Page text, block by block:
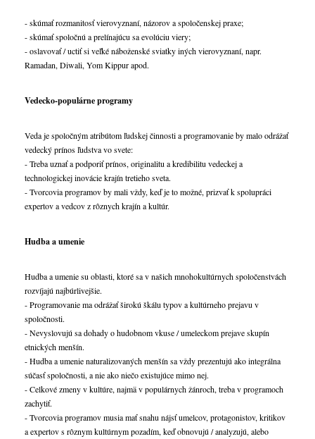
- skúmať rozmanitosť vierovyznaní, názorov a spoločenskej praxe;
- skúmať spoločnú a prelínajúcu sa evolúciu viery;
- oslavovať / uctiť si veľké náboženské sviatky iných vierovyznaní, napr.
Ramadan, Diwali, Yom Kippur apod.
Vedecko-populárne programy
Veda je spoločným atribútom ľudskej činnosti a programovanie by malo odrážať
vedecký prínos ľudstva vo svete:
- Treba uznať a podporiť prínos, originalitu a kredibilitu vedeckej a
technologickej inovácie krajín tretieho sveta.
- Tvorcovia programov by mali vždy, keď je to možné, prizvať k spolupráci
expertov a vedcov z rôznych krajín a kultúr.
Hudba a umenie
Hudba a umenie su oblasti, ktoré sa v našich mnohokultúrnych spoločenstvách
rozvíjajú najbúrlivejšie.
- Programovanie ma odrážať širokú škálu typov a kultúrneho prejavu v
spoločnosti.
- Nevyslovujú sa dohady o hudobnom vkuse / umeleckom prejave skupín
etnických menšín.
- Hudba a umenie naturalizovaných menšín sa vždy prezentujú ako integrálna
súčasť spoločnosti, a nie ako niečo existujúce mimo nej.
- Celkové zmeny v kultúre, najmä v populárnych žánroch, treba v programoch
zachytiť.
- Tvorcovia programov musia mať snahu nájsť umelcov, protagonistov, kritikov
a expertov s rôznym kultúrnym pozadím, keď obnovujú / analyzujú, alebo